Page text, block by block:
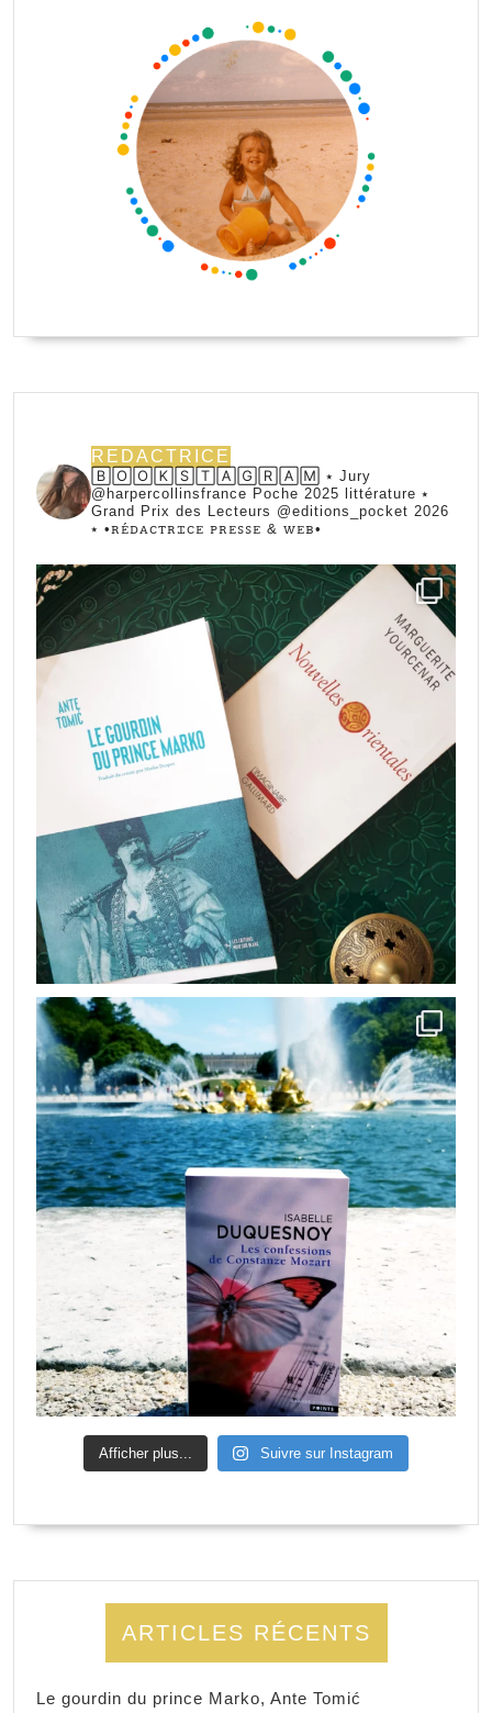
REDACTRICE
🄱🄾🄾🄺🅂🅃🄰🄶🅁🄰🄼 ⭑ Jury
@harpercollinsfrance Poche 2025 littérature ⭑
Grand Prix des Lecteurs @editions_pocket 2026
⭑ •ꭱꭼ́ꭰꭺꮯꭲꭱꮖꮯꭼ ꮲꭱꭼꮪꮪꭼ & ꮃꭼᏼ•
Afficher plus... Suivre sur Instagram
ARTICLES RÉCENTS
Le gourdin du prince Marko, Ante Tomić